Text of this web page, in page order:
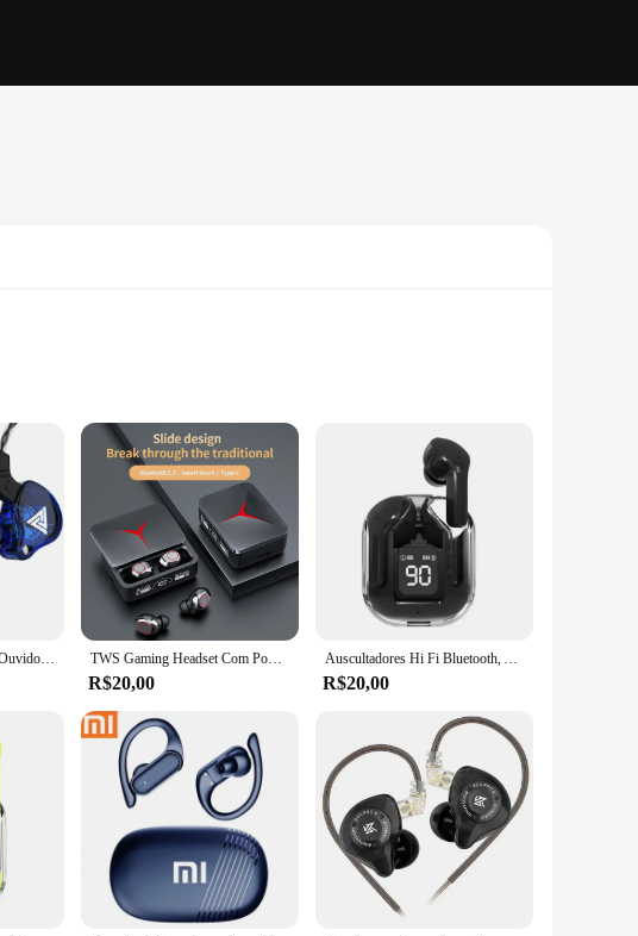
gaming. Its lightweight and compact design ensure that you can
the most intense gaming sessions. With enhanced audio quality, this
experience.
controller provides a more traditional gaming experience, while the
never run out of entertainment options. Its compatibility with
focus on the game without worrying about technical issues. Whether
is the ideal choice.
QKZ-AK6 Em Fone De Ouvido Com Microfone, Dinâmico Unidade De Fone De Ouvido, Esportes Earbuds, HIFI, Subwoofer Headset, Monitor De Fones De Ouvido, 6, Original TWS Gaming Headset Com Power Bank, Bluetooth 5.3, Display LED, Fit Para Jogos, Headset, Fio Com
R$20,00
Auscultadores Hi Fi Bluetooth, Ar TWS Transparente, V5
R$20,00